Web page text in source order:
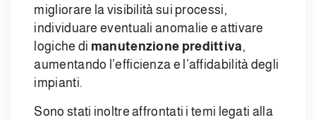
migliorare la visibilità sui processi,
individuare eventuali anomalie e attivare
logiche di manutenzione predittiva,
aumentando l’efficienza e l’affidabilità degli
impianti.
Sono stati inoltre affrontati i temi legati alla